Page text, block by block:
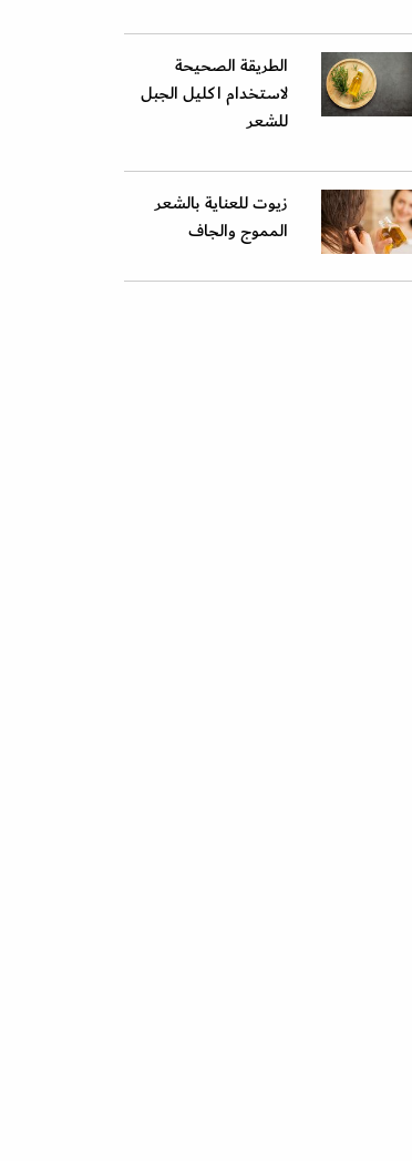
الطريقة الصحيحة
لاستخدام اكليل الجبل
للشعر
زيوت للعناية بالشعر
المموج والجاف